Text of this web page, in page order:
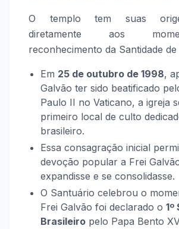
O templo tem suas
diretamente aos
reconhecimento da Santidade
Em 25 de outubro de 1998,
Galvão ter sido beatificado
Paulo II no Vaticano, a igreja
primeiro local de culto
brasileiro.
Essa consagração inicial
devoção popular a Frei
expandisse e se consolidasse.
O Santuário celebrou o
Frei Galvão foi declarado o 1º
Brasileiro pelo Papa Bento